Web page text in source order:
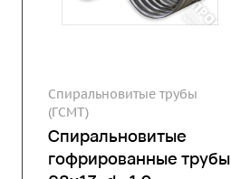
Спиральновитые трубы
(ГСМТ)
Спиральновитые
гофрированные трубы